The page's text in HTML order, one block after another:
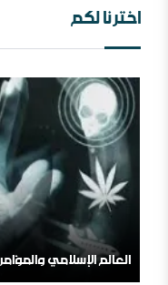
اخترنا لكم
شبهات عن الغلو عند
سابقة
العالم الإسلامي